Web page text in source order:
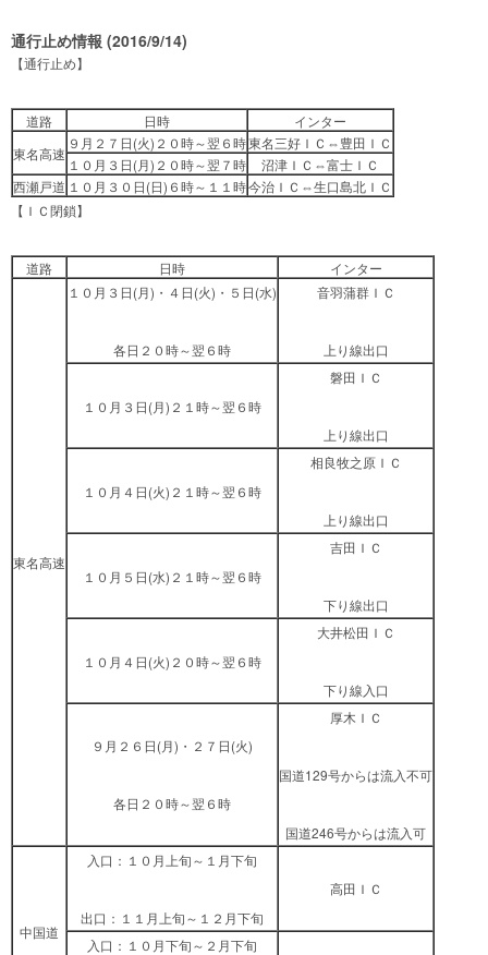
通行止め情報 (2016/9/14)
【通行止め】
道路 日時
インター
東名高速
９月２７日(火)２０時～翌６時東名三好ＩＣ⇔豊田ＩＣ
１０月３日(月)２０時～翌７時
沼津ＩＣ⇔富士ＩＣ
西瀬戸道 １０月３０日(日)６時～１１時今治ＩＣ⇔生口島北ＩＣ
【ＩＣ閉鎖】
道路 日時 インター
東名高速
１０月３日(月)・４日(火)・５日(水)
各日２０時～翌６時
音羽蒲群ＩＣ
上り線出口
１０月３日(月)２１時～翌６時
磐田ＩＣ
上り線出口
１０月４日(火)２１時～翌６時
相良牧之原ＩＣ
上り線出口
１０月５日(水)２１時～翌６時
吉田ＩＣ
下り線出口
１０月４日(火)２０時～翌６時
大井松田ＩＣ
下り線入口
９月２６日(月)・２７日(火)
各日２０時～翌６時
厚木ＩＣ
国道129号からは流入不可
国道246号からは流入可
中国道
入口：１０月上旬～１月下旬
出口：１１月上旬～１２月下旬
高田ＩＣ
入口：１０月下旬～２月下旬